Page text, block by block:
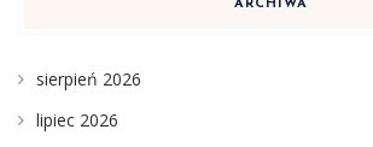
ARCHIWA
sierpień 2026
lipiec 2026